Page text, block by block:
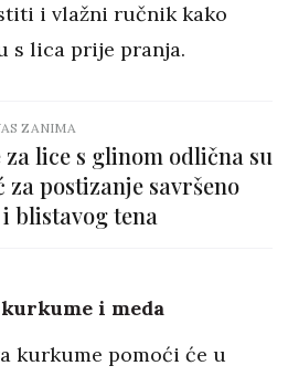
i vlažni ručnik kako
s lica prije pranja.
ZANIMA
za lice s glinom odlična su
za postizanje savršeno
blistavog tena
i meda
kurkume pomoći će u